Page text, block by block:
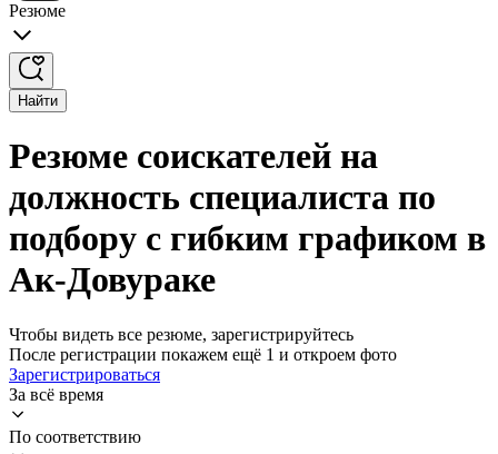
Резюме
Найти
Резюме соискателей на
должность специалиста по
подбору с гибким графиком в
Ак-Довураке
Чтобы видеть все резюме, зарегистрируйтесь
После регистрации покажем ещё 1 и откроем фото
Зарегистрироваться
За всё время
По соответствию